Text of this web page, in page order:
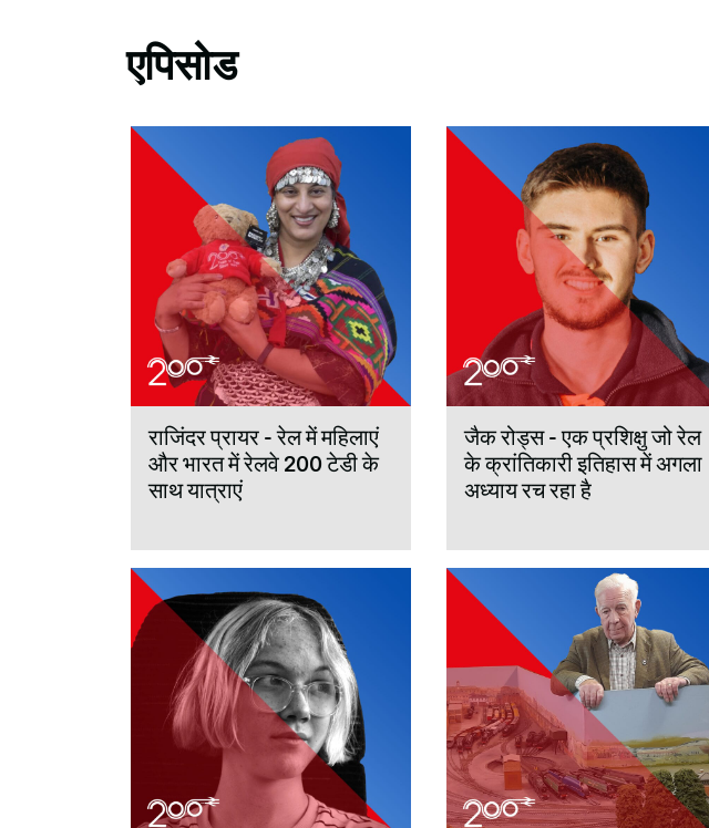
एपिसोड
राजिंदर प्रायर - रेल में महिलाएं
और भारत में रेलवे 200 टेडी के
साथ यात्राएं
जैक रोड्स - एक प्रशिक्षु जो रेल
के क्रांतिकारी इतिहास में अगला
अध्याय रच रहा है